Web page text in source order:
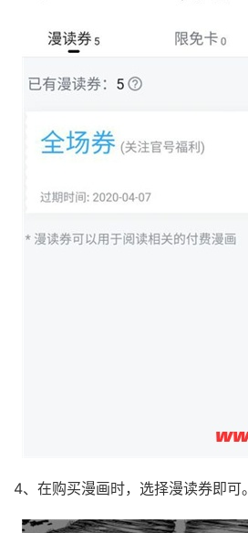
4、在购买漫画时，选择漫读券即可。